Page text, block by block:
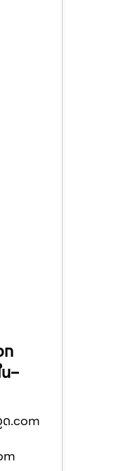
ก
–
ด.com